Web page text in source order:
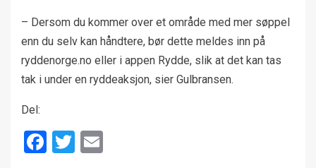
– Dersom du kommer over et område med mer søppel
enn du selv kan håndtere, bør dette meldes inn på
ryddenorge.no eller i appen Rydde, slik at det kan tas
tak i under en ryddeaksjon, sier Gulbransen.
Del:
Facebook
Twitter